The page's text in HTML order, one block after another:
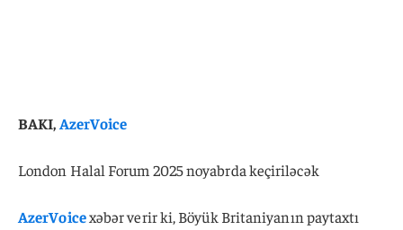
BAKI,AzerVoice
London Halal Forum 2025 noyabrda keçiriləcək
AzerVoicexəbər verir ki, Böyük Britaniyanın paytaxtı